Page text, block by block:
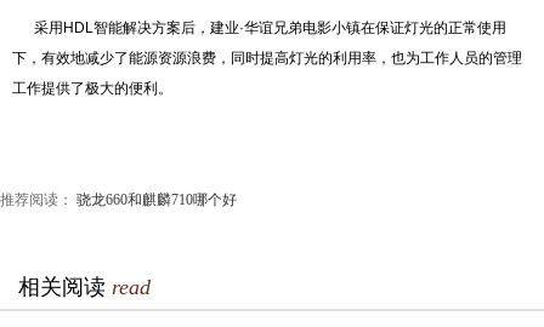
采用HDL智能解决方案后，建业·华谊兄弟电影小镇在保证灯光的正常使用
下，有效地减少了能源资源浪费，同时提高灯光的利用率，也为工作人员的管理
工作提供了极大的便利。
推荐阅读： 骁龙660和麒麟710哪个好
相关阅读 read